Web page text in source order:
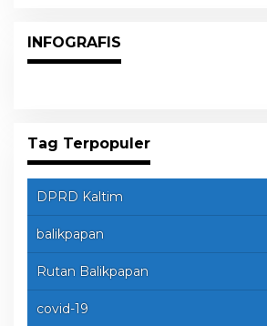
INFOGRAFIS
Tag Terpopuler
DPRD Kaltim
balikpapan
Rutan Balikpapan
covid-19